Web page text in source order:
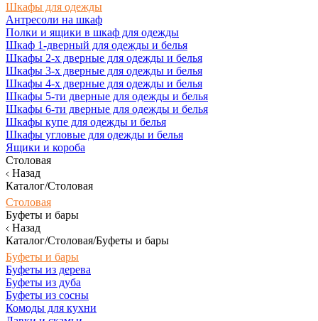
Шкафы для одежды
Антресоли на шкаф
Полки и ящики в шкаф для одежды
Шкаф 1-дверный для одежды и белья
Шкафы 2-х дверные для одежды и белья
Шкафы 3-х дверные для одежды и белья
Шкафы 4-х дверные для одежды и белья
Шкафы 5-ти дверные для одежды и белья
Шкафы 6-ти дверные для одежды и белья
Шкафы купе для одежды и белья
Шкафы угловые для одежды и белья
Ящики и короба
Столовая
Назад
Каталог/Столовая
Столовая
Буфеты и бары
Назад
Каталог/Столовая/Буфеты и бары
Буфеты и бары
Буфеты из дерева
Буфеты из дуба
Буфеты из сосны
Комоды для кухни